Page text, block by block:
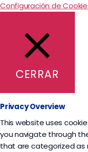
Configuración de
CERRAR
Privacy Overview
This website uses
you navigate through
that are categorized as